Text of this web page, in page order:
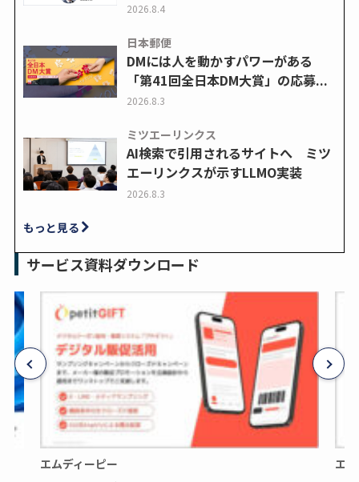
2026.8.4
日本郵便
DMには人を動かすパワーがある
「第41回全日本DM大賞」の応募...
2026.8.3
ミツエーリンクス
AI検索で引用されるサイトへ ミツ
エーリンクスが示すLLMO実装
2026.8.3
もっと見る
サービス資料ダウンロード
エムディーピー エ